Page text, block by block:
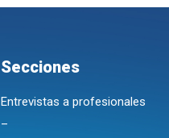
Secciones
Entrevistas a profesionales
–